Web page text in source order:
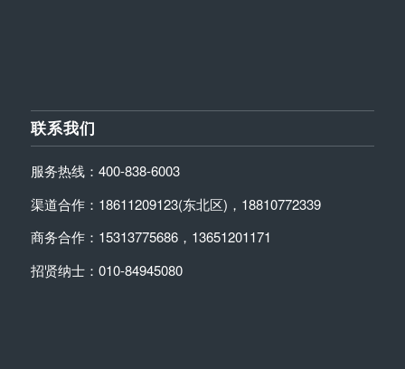
联系我们
服务热线：400-838-6003
渠道合作：18611209123(东北区)，18810772339
商务合作：15313775686，13651201171
招贤纳士：010-84945080